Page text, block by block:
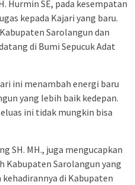
Hurmin SE, pada kesempatan
kepada Kajari yang baru.
Sarolangun dan
di Bumi Sepucuk Adat
ini menambah energi baru
yang lebih baik kedepan.
ini tidak mungkin bisa
SH. MH., juga mengucapkan
Kabupaten Sarolangun yang
di Kabupaten